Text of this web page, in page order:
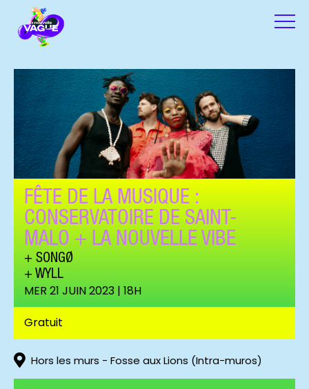
FÊTE DE LA MUSIQUE :
CONSERVATOIRE DE SAINT-
MALO + LA NOUVELLE VIBE
+ SONGØ
WYLL
MER 21 JUIN 2023 | 18H
Gratuit
Hors les murs - Fosse aux Lions (Intra-muros)